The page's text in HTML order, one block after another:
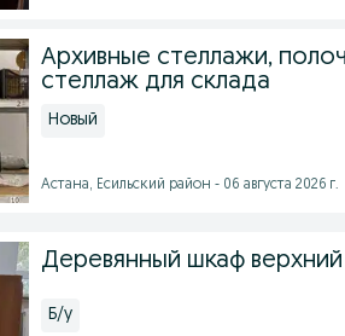
Архивные стеллажи,
стеллаж для склада
Новый
Астана, Есильский район - 06 августа 2026 г.
Деревянный шкаф
Б/у